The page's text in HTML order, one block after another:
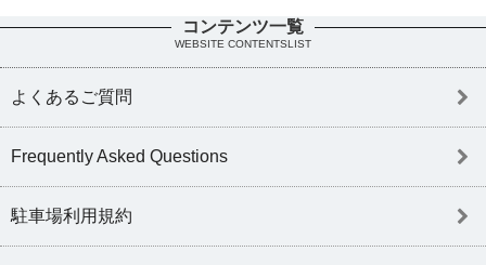
コンテンツ一覧
WEBSITE CONTENTSLIST
よくあるご質問
Frequently Asked Questions
駐車場利用規約